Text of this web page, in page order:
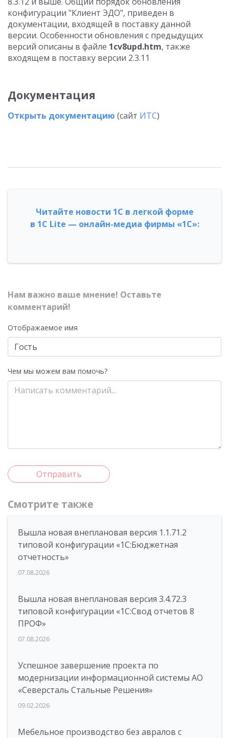
конфигурации "Клиент ЭДО", приведен в
документации, входящей в поставку данной
версии. Особенности обновления с предыдущих
версий описаны в файле 1cv8upd.htm, также
входящем в поставку версии 2.3.11
Документация
Открыть документацию (сайт ИТС)
Читайте новости 1С в легкой форме
в 1С Lite — онлайн-медиа фирмы «1С»:
Нам важно ваше мнение! Оставьте
комментарий!
Отображаемое имя
Чем мы можем вам помочь?
Отправить
Смотрите также
Вышла новая внеплановая версия 1.1.71.2
типовой конфигурации «1C:Бюджетная
отчетность»
07.08.2026
Вышла новая внеплановая версия 3.4.72.3
типовой конфигурации «1C:Свод отчетов 8
ПРОФ»
07.08.2026
Успешное завершение проекта по
модернизации информационной системы АО
«Северсталь Стальные Решения»
09.02.2026
Мебельное производство без авралов с